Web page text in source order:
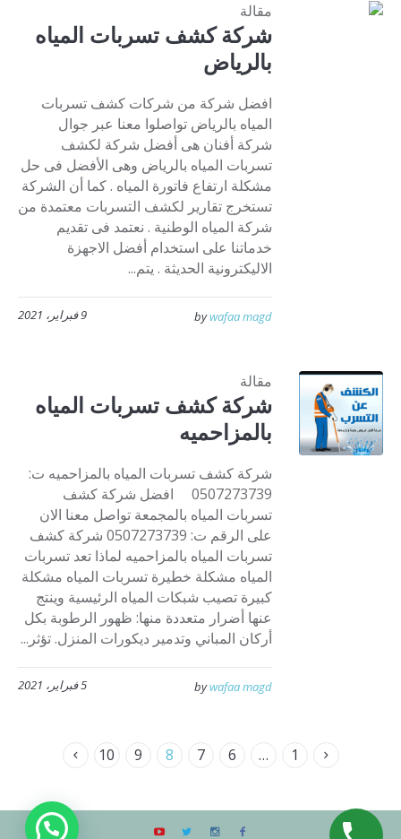
مقالة
شركة كشف تسربات المياه
بالرياض
افضل شركة من شركات كشف تسربات
المياه بالرياض تواصلوا معنا عبر جوال
شركة أفنان هى أفضل شركة لكشف
تسربات المياه بالرياض وهى الأفضل فى حل
مشكلة ارتفاع فاتورة المياه . كما أن الشركة
تستخرج تقارير لكشف التسربات معتمدة من
شركة المياه الوطنية . نعتمد فى تقديم
خدماتنا على استخدام أفضل الاجهزة
الاليكترونية الحديثة . يتم...
9 فبراير، 2021 bywafaa magd
مقالة
شركة كشف تسربات المياه
بالمزاحميه
شركة كشف تسربات المياه بالمزاحميه ت:
0507273739 افضل شركة كشف
تسربات المياه بالمجمعة تواصل معنا الان
على الرقم ت: 0507273739 شركة كشف
تسربات المياه بالمزاحميه لماذا تعد تسربات
المياه مشكلة خطيرة تسربات المياه مشكلة
كبيرة تصيب شبكات المياه الرئيسية وينتج
عنها أضرار متعددة منها: ظهور الرطوبة بكل
أركان المباني وتدمير ديكورات المنزل. تؤثر...
5 فبراير، 2021 bywafaa magd
1
…
6
7
8
9
10